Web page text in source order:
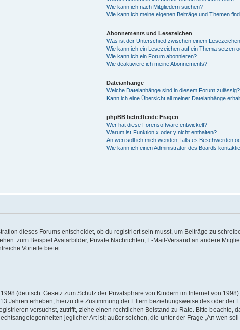
Wie kann ich nach Mitgliedern suchen?
Wie kann ich meine eigenen Beiträge und Themen
Abonnements und Lesezeichen
Was ist der Unterschied zwischen einem
Wie kann ich ein Lesezeichen auf ein Thema setzen
Wie kann ich ein Forum abonnieren?
Wie deaktiviere ich meine Abonnements?
Dateianhänge
Welche Dateianhänge sind in diesem Forum zulässig?
Kann ich eine Übersicht all meiner Dateianhänge
phpBB betreffende Fragen
Wer hat diese Forensoftware entwickelt?
Warum ist Funktion x oder y nicht enthalten?
An wen soll ich mich wenden, falls es Beschwerden
Wie kann ich einen Administrator des Boards
dieses Forums entscheidet, ob du registriert sein musst, um Beiträge zu
zum Beispiel Avatarbilder, Private Nachrichten, E-Mail-Versand an andere
Vorteile bietet.
(deutsch: Gesetz zum Schutz der Privatsphäre von Kindern im Internet von
Jahren erheben, hierzu die Zustimmung der Eltern beziehungsweise des oder der
versuchst, zutrifft, ziehe einen rechtlichen Beistand zu Rate. Bitte beachte,
jeglicher Art ist; außer solchen, die unter der Frage „An wen